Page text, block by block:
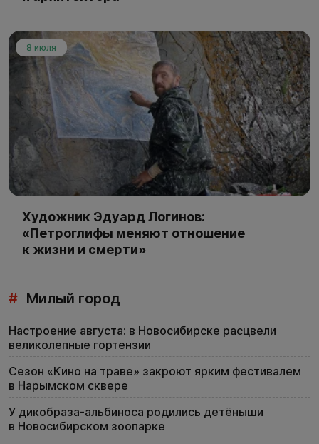
8 июля
Художник Эдуард Логинов:
«Петроглифы меняют отношение
к жизни и смерти»
# Милый город
Настроение августа: в Новосибирске расцвели
великолепные гортензии
Сезон «Кино на траве» закроют ярким фестивалем
в Нарымском сквере
У дикобраза-альбиноса родились детёныши
в Новосибирском зоопарке